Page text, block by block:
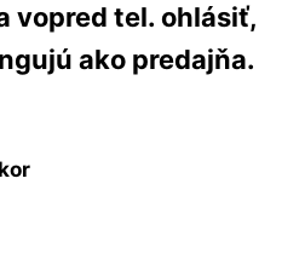
vopred tel. ohlásiť,
ako predajňa.